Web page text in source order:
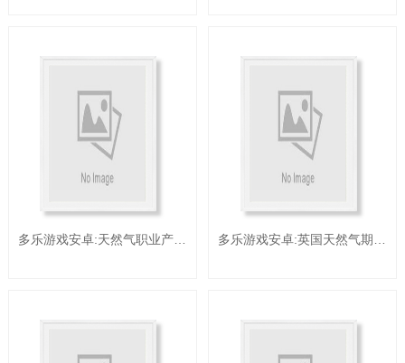
多乐游戏安卓:天然气职业产经资讯-供给我国工业最新资讯(5)_前瞻财经 - 前瞻网